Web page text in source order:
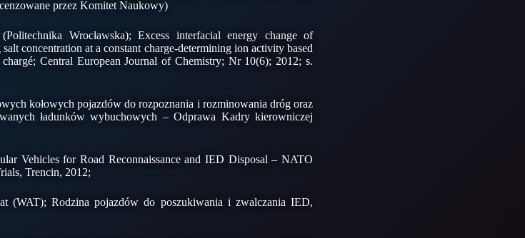
przez Komitet Naukowy)
Wrocławska); Excess interfacial energy change of
concentration at a constant charge-determining ion activity based
Central European Journal of Chemistry; Nr 10(6); 2012; s.
kołowych pojazdów do rozpoznania i rozminowania dróg oraz
ładunków wybuchowych – Odprawa Kadry kierowniczej
Vehicles for Road Reconnaissance and IED Disposal – NATO
Trencin, 2012;
(WAT); Rodzina pojazdów do poszukiwania i zwalczania IED,